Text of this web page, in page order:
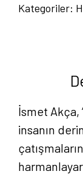
İsmet
Kategoriler:
İsmet Akça,
insanın